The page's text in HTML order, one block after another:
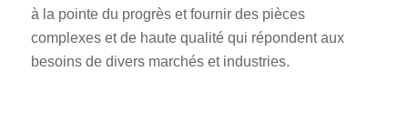
à la pointe du progrès et fournir des pièces
complexes et de haute qualité qui répondent aux
besoins de divers marchés et industries.